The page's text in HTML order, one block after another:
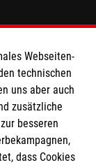
Webseiten-
technischen
uns aber auch
zusätzliche
besseren
dass Cookies